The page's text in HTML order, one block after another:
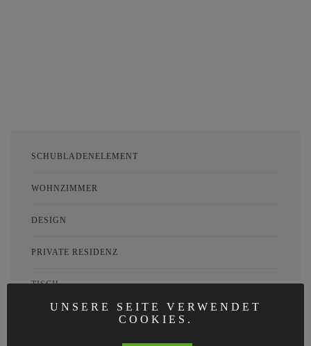
SCHUBLADENELEMENT
WOHNZIMMER
DESIGN
PRIVATE RESIDENZ
TISCH
UNSERE SEITE VERWENDET
COOKIES.